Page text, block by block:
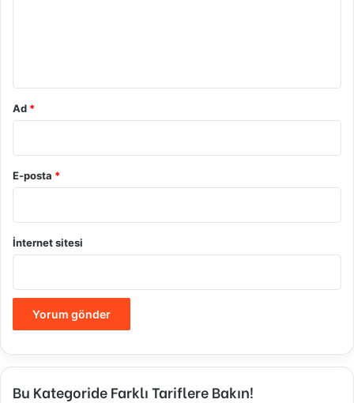
Ad *
E-posta *
İnternet sitesi
Bu Kategoride Farklı Tariflere Bakın!